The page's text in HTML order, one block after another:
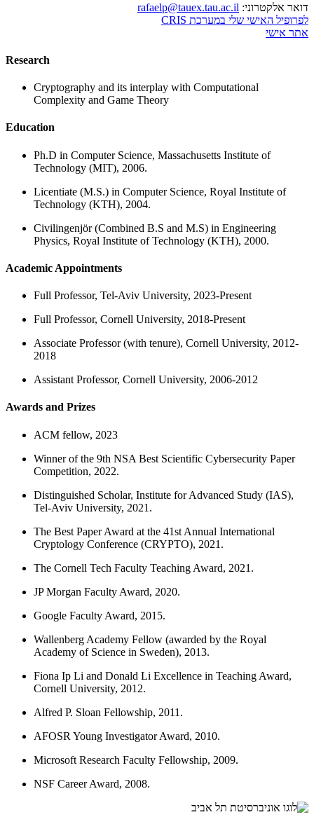
דואר אלקטרוני: rafaelp@tauex.tau.ac.il
לפרופיל האישי שלי במערכת CRIS
אתר אישי
Research
Cryptography and its interplay with Computational
Complexity and Game Theory
Education
Ph.D in Computer Science, Massachusetts Institute of
Technology (MIT), 2006.
Licentiate (M.S.) in Computer Science, Royal Institute of
Technology (KTH), 2004.
Civilingenjör (Combined B.S and M.S) in Engineering
Physics, Royal Institute of Technology (KTH), 2000.
Academic Appointments
Full Professor, Tel-Aviv University, 2023-Present
Full Professor, Cornell University, 2018-Present
Associate Professor (with tenure), Cornell University, 2012-
2018
Assistant Professor, Cornell University, 2006-2012
Awards and Prizes
ACM fellow, 2023
Winner of the 9th NSA Best Scientific Cybersecurity Paper
Competition, 2022.
Distinguished Scholar, Institute for Advanced Study (IAS),
Tel-Aviv University, 2021.
The Best Paper Award at the 41st Annual International
Cryptology Conference (CRYPTO), 2021.
The Cornell Tech Faculty Teaching Award, 2021.
JP Morgan Faculty Award, 2020.
Google Faculty Award, 2015.
Wallenberg Academy Fellow (awarded by the Royal
Academy of Science in Sweden), 2013.
Fiona Ip Li and Donald Li Excellence in Teaching Award,
Cornell University, 2012.
Alfred P. Sloan Fellowship, 2011.
AFOSR Young Investigator Award, 2010.
Microsoft Research Faculty Fellowship, 2009.
NSF Career Award, 2008.